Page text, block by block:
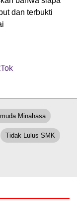
dan terbukti
Minahasa
Tidak Lulus SMK